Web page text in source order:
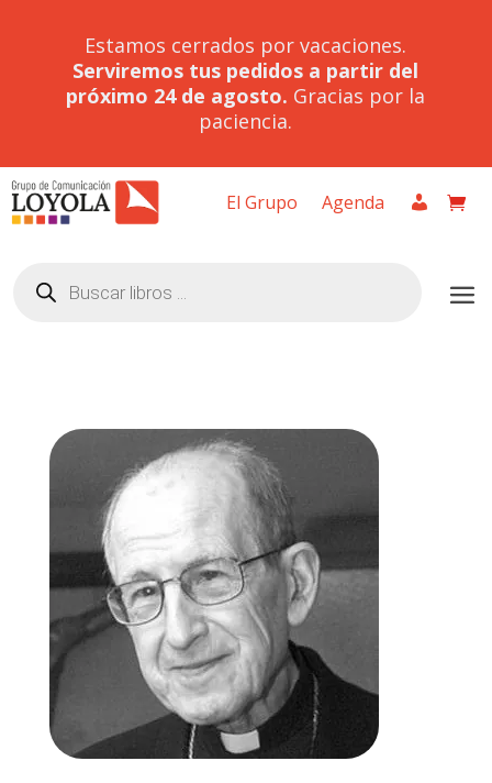
Estamos cerrados por vacaciones.
Serviremos tus pedidos a partir del
próximo 24 de agosto. Gracias por la
paciencia.
El Grupo Agenda
productos